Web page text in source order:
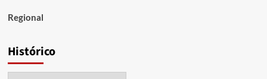
Regional
Histórico